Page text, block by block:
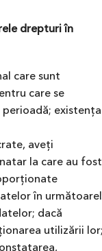
drepturi în
care sunt
care se
existența
aveți
la care au fost
în
dacă
utilizării lor;